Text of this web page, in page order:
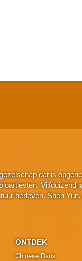
dat is
Vijfduizend
herleven. Shen
ONTDEK
Chinese Dans